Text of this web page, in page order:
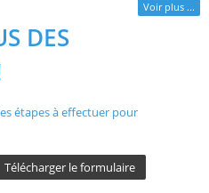
Voir plus ...
DES
étapes à effectuer pour
Télécharger le formulaire